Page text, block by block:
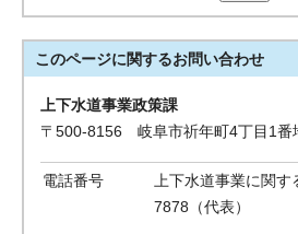
このページに関するお問い合わせ
上下水道事業政策課
〒500-8156 岐阜市祈年町4丁目1
電話番号
上下水道事業に関
7878（代表）